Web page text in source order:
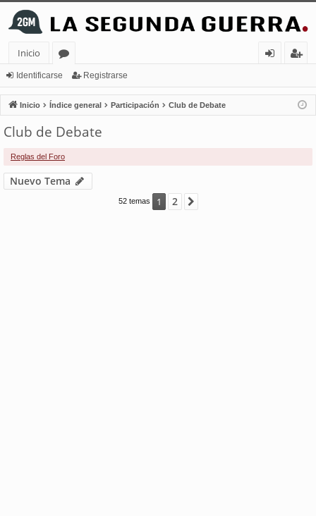
Inicio
or
os
nt
ifi
ist
ra
Identificarse Registrarse
Inicio Índice general Participación Club de Debate
Club de Debate
Reglas del Foro
Nuevo Tema
52 temas 1 2